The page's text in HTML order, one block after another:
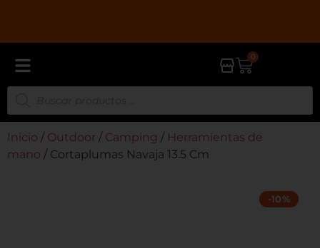
3 CUOTAS CON TARJETA DÉBITO CON
0
Inicio / Outdoor / Camping / Herramientas de
mano / Cortaplumas Navaja 13.5 Cm
-10%